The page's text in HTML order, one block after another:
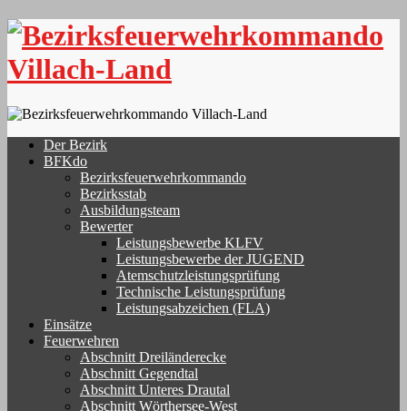
Skip
content
Der Bezirk
BFKdo
Bezirksfeuerwehrkommando
Bezirksstab
Ausbildungsteam
Bewerter
Leistungsbewerbe KLFV
Leistungsbewerbe der JUGEND
Atemschutzleistungsprüfung
Technische Leistungsprüfung
Leistungsabzeichen (FLA)
Einsätze
Feuerwehren
Abschnitt Dreiländerecke
Abschnitt Gegendtal
Abschnitt Unteres Drautal
Abschnitt Wörthersee-West